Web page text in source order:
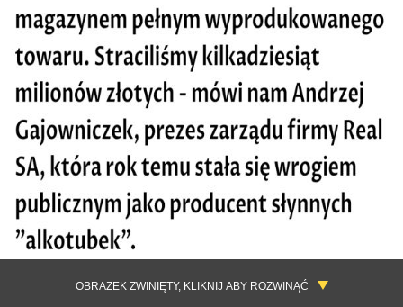
OBRAZEK ZWINIĘTY, KLIKNIJ ABY ROZWINĄĆ